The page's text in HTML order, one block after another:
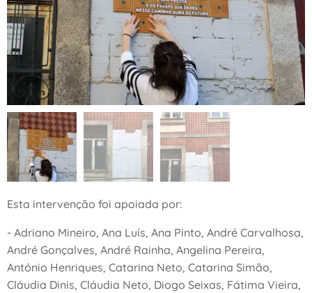
Esta intervenção foi apoiada por:
- Adriano Mineiro, Ana Luís, Ana Pinto, André Carvalhosa,
André Gonçalves, André Rainha, Angelina Pereira,
António Henriques, Catarina Neto, Catarina Simão,
Cláudia Dinis, Cláudia Neto, Diogo Seixas, Fátima Vieira,